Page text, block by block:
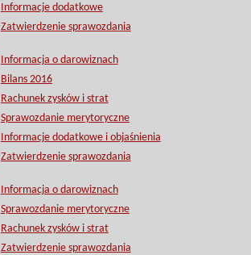
Informacje dodatkowe
Zatwierdzenie sprawozdania
Informacja o darowiznach
Bilans 2016
Rachunek zysków i strat
Sprawozdanie merytoryczne
Informacje dodatkowe i objaśnienia
Zatwierdzenie sprawozdania
Informacja o darowiznach
Sprawozdanie merytoryczne
Rachunek zysków i strat
Zatwierdzenie sprawozdania